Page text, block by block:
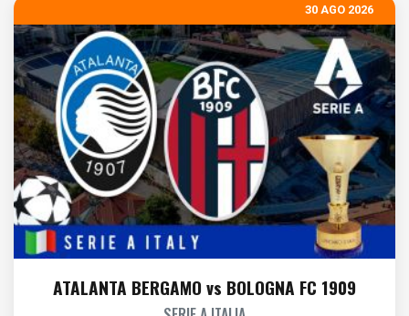
30 AGO 2026
ATALANTA BERGAMO vs BOLOGNA FC 1909